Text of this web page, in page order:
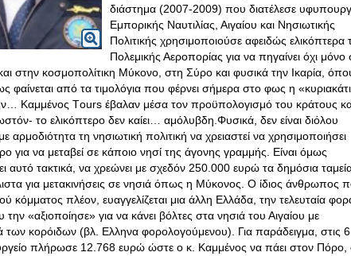
διάστημα (2007-2009) που διατέλεσε
Εμπορικής Ναυτιλίας, Αιγαίου και Νησιωτικής
Πολιτικής χρησιμοποιούσε αφειδώς ελικόπτερα
Πολεμικής Αεροπορίας για να πηγαίνει όχι μόνο
στην κοσμοπολίτικη Μύκονο, στη Σύρο και φυσικά την Ικαρία,
φαίνεται από τα τιμολόγια που φέρνει σήμερα στο φως η
Καμμένος Τours έβαλαν μέσα τον προϋπολογισμό του κράτους
το ελικόπτερο δεν καίει… αμόλυβδη.Φυσικά, δεν είναι διόλου
τη νησιωτική πολιτική να χρειαστεί να χρησιμοποιήσει
για να μεταβεί σε κάποιο νησί της άγονης γραμμής . Είναι όμως
αυτό τακτικά, να χρεώνει με σχεδόν 250.000 ευρώ τα δημόσια
για μετακινήσεις σε νησιά όπως η Μύκονος. Ο ίδιος άνθρωπος
πλέον, ευαγγελίζεται μια άλλη Ελλάδα, την τελευταία
την «αξιοποίησε» για να κάνει βόλτες στα νησιά του Αιγαίου με
των κορόιδων (βλ. Ελληνα φορολογούμενου). Για παράδειγμα, στις 6
πλήρωσε 12.768 ευρώ ώστε ο κ. Καμμένος να πάει στον Πόρο,